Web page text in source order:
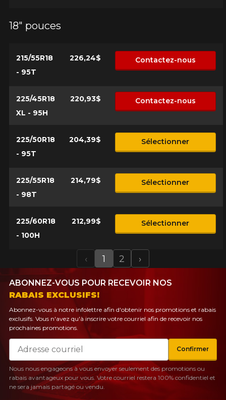
18" pouces
215/55R18
- 95T
226,24$ Contactez-nous
225/45R18
XL - 95H
220,93$ Contactez-nous
225/50R18
- 95T
204,39$ Sélectionner
225/55R18
- 98T
214,79$ Sélectionner
225/60R18
- 100H
212,99$ Sélectionner
Previous
‹ 1 2 Next
›
ABONNEZ-VOUS POUR RECEVOIR NOS
RABAIS EXCLUSIFS!
Abonnez-vous à notre infolettre afin d'obtenir nos promotions et rabais
exclusifs. Vous n'avez qu'à inscrire votre courriel afin de recevoir nos
prochaines promotions.
Courriel
Confirmer
Nous nous engageons à vous envoyer seulement des promotions ou
rabais avantageux pour vous. Votre courriel restera 100% confidentiel et
ne sera jamais partagé ou vendu.